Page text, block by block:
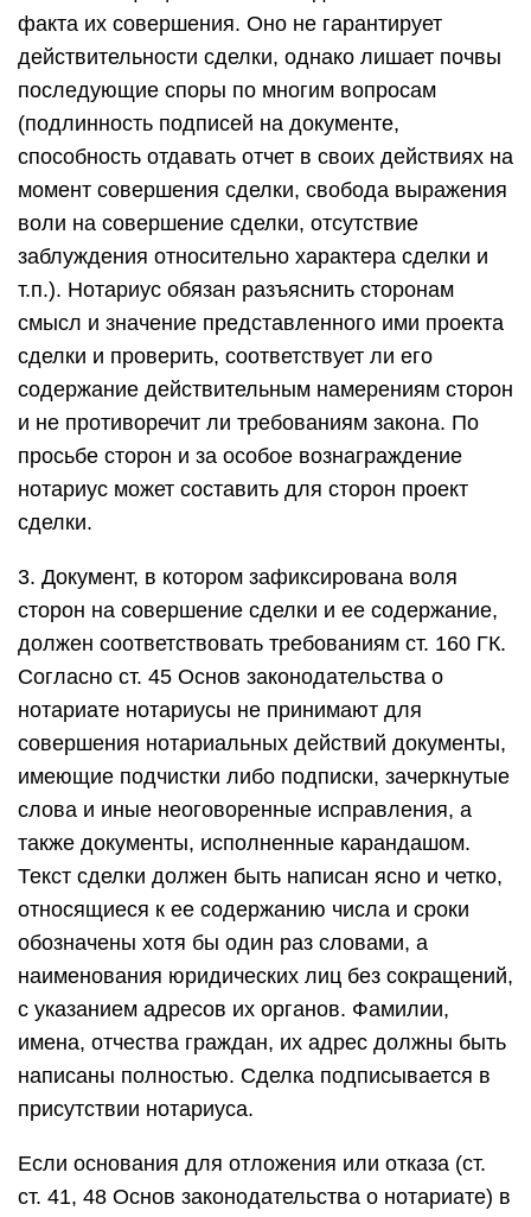
факта их совершения. Оно не гарантирует
действительности сделки, однако лишает почвы
последующие споры по многим вопросам
(подлинность подписей на документе,
способность отдавать отчет в своих действиях на
момент совершения сделки, свобода выражения
воли на совершение сделки, отсутствие
заблуждения относительно характера сделки и
т.п.). Нотариус обязан разъяснить сторонам
смысл и значение представленного ими проекта
сделки и проверить, соответствует ли его
содержание действительным намерениям сторон
и не противоречит ли требованиям закона. По
просьбе сторон и за особое вознаграждение
нотариус может составить для сторон проект
сделки.
3. Документ, в котором зафиксирована воля
сторон на совершение сделки и ее содержание,
должен соответствовать требованиям ст. 160 ГК.
Согласно ст. 45 Основ законодательства о
нотариате нотариусы не принимают для
совершения нотариальных действий документы,
имеющие подчистки либо подписки, зачеркнутые
слова и иные неоговоренные исправления, а
также документы, исполненные карандашом.
Текст сделки должен быть написан ясно и четко,
относящиеся к ее содержанию числа и сроки
обозначены хотя бы один раз словами, а
наименования юридических лиц без сокращений,
с указанием адресов их органов. Фамилии,
имена, отчества граждан, их адрес должны быть
написаны полностью. Сделка подписывается в
присутствии нотариуса.
Если основания для отложения или отказа (ст.
ст. 41, 48 Основ законодательства о нотариате) в